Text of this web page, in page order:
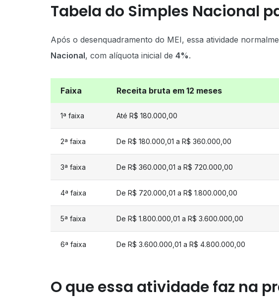
Tabela do Simples Nacional
Após o desenquadramento do MEI, essa atividade
Nacional, com alíquota inicial de 4%.
Faixa Receita bruta em 12 meses
1ª faixa Até R$ 180.000,00
2ª faixa De R$ 180.000,01 a R$ 360.000,00
3ª faixa De R$ 360.000,01 a R$ 720.000,00
4ª faixa De R$ 720.000,01 a R$ 1.800.000,00
5ª faixa De R$ 1.800.000,01 a R$ 3.600.000,00
6ª faixa De R$ 3.600.000,01 a R$ 4.800.000,00
O que essa atividade faz na